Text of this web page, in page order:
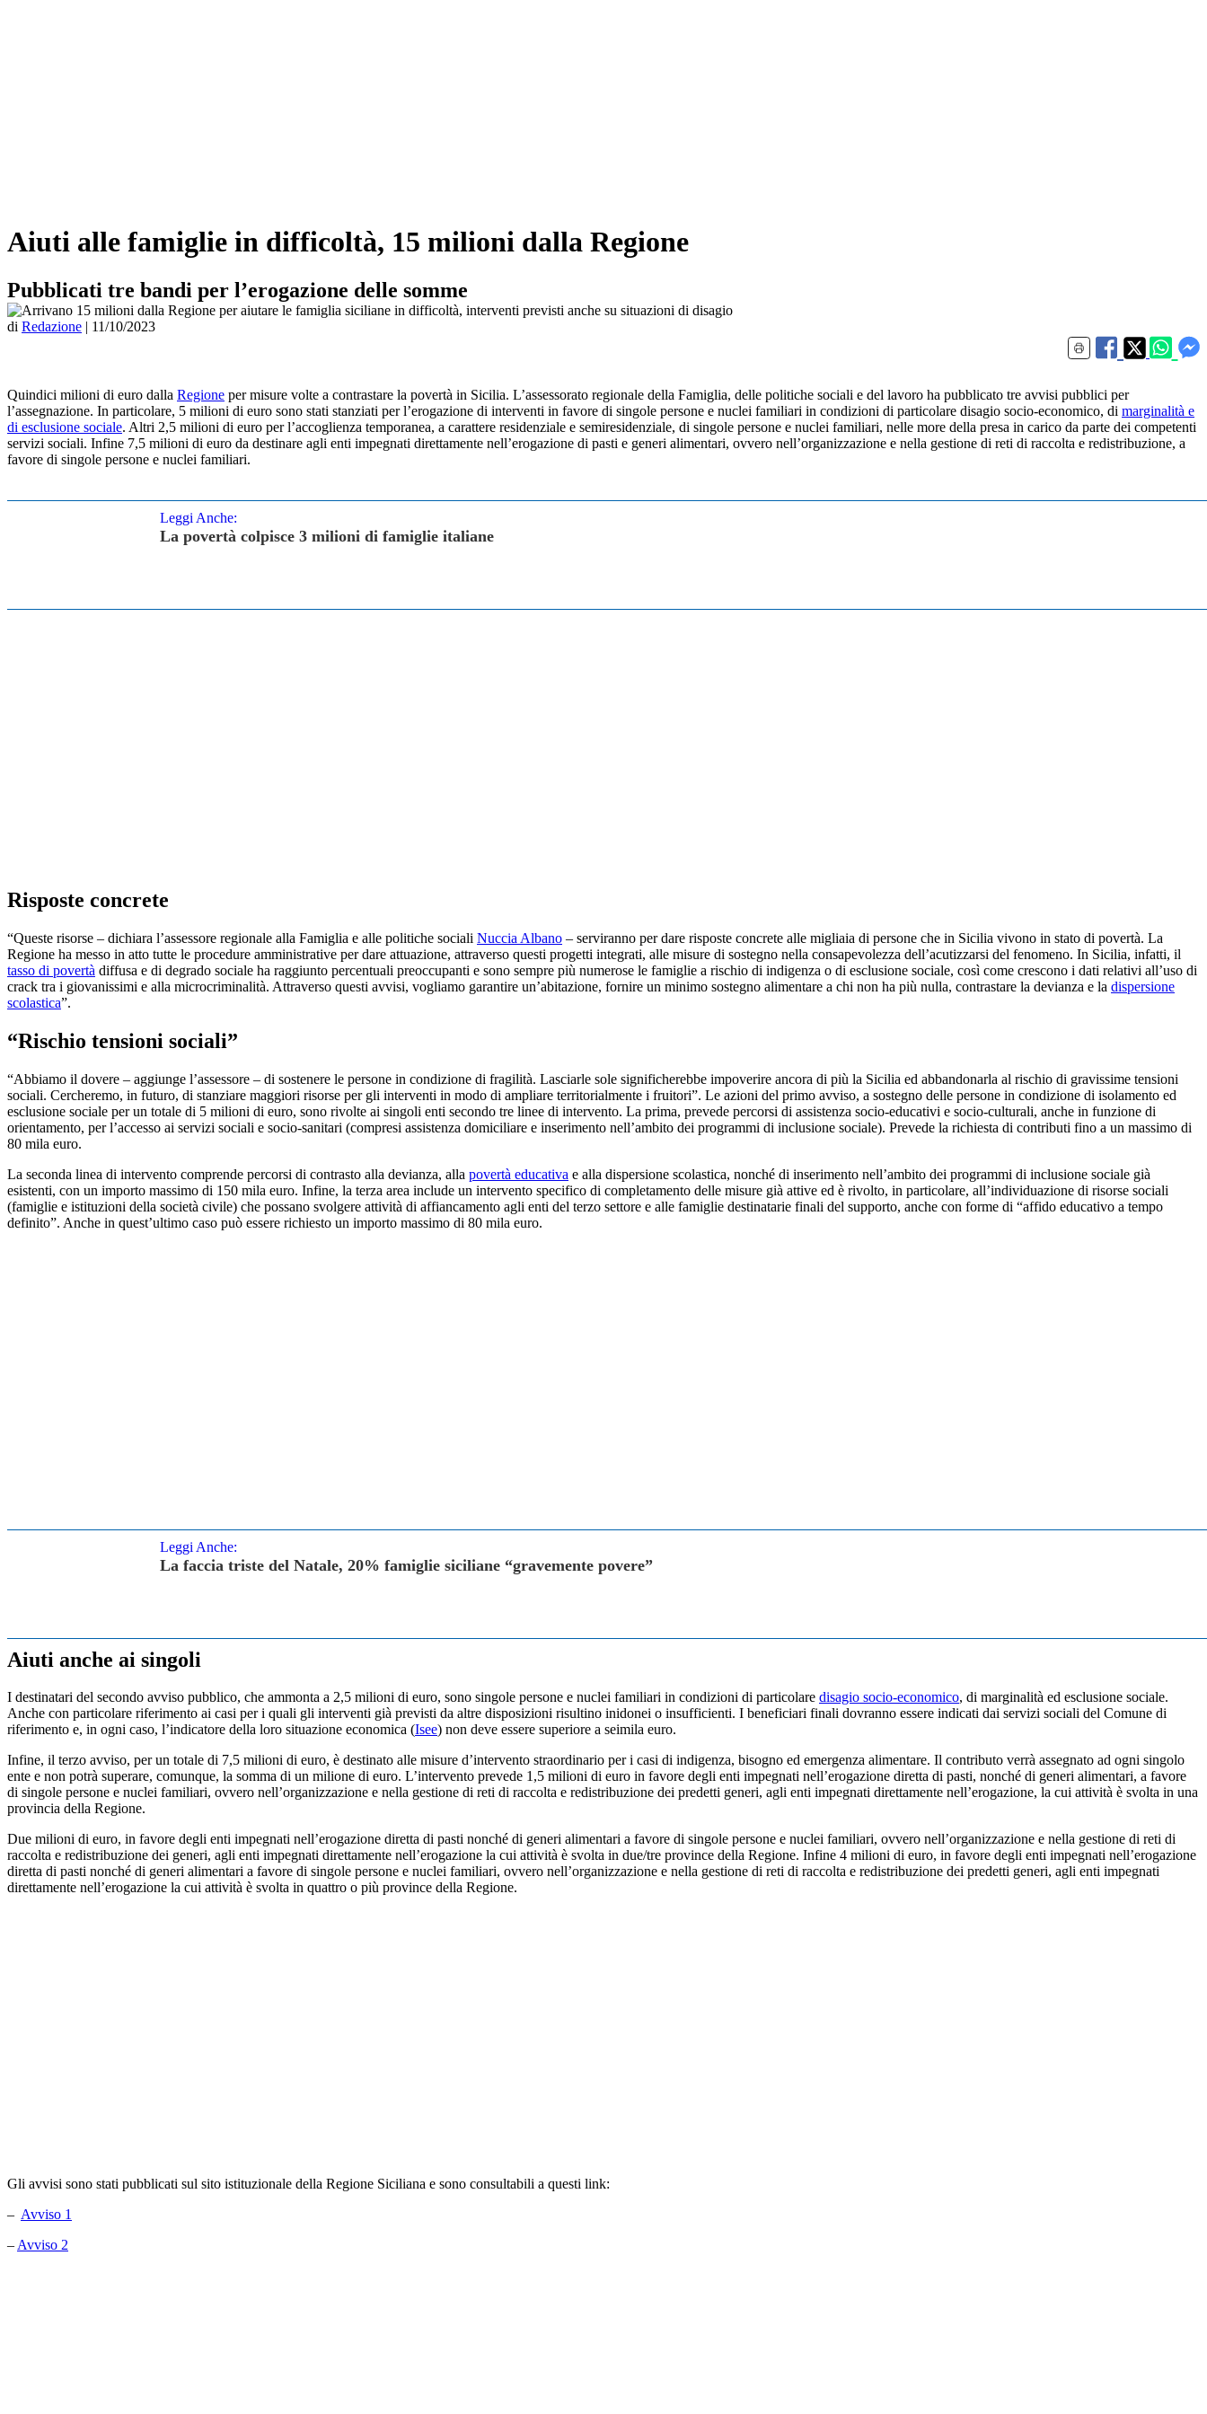
Aiuti alle famiglie in difficoltà, 15 milioni dalla Regione
Pubblicati tre bandi per l’erogazione delle somme
di Redazione | 11/10/2023
Quindici milioni di euro dalla Regione per misure volte a contrastare la povertà in Sicilia. L’assessorato regionale della Famiglia, delle politiche sociali e del lavoro ha pubblicato tre avvisi pubblici per
l’assegnazione. In particolare, 5 milioni di euro sono stati stanziati per l’erogazione di interventi in favore di singole persone e nuclei familiari in condizioni di particolare disagio socio-economico, di marginalità e
di esclusione sociale. Altri 2,5 milioni di euro per l’accoglienza temporanea, a carattere residenziale e semiresidenziale, di singole persone e nuclei familiari, nelle more della presa in carico da parte dei competenti
servizi sociali. Infine 7,5 milioni di euro da destinare agli enti impegnati direttamente nell’erogazione di pasti e generi alimentari, ovvero nell’organizzazione e nella gestione di reti di raccolta e redistribuzione, a
favore di singole persone e nuclei familiari.
Leggi Anche:
La povertà colpisce 3 milioni di famiglie italiane
Risposte concrete
“Queste risorse – dichiara l’assessore regionale alla Famiglia e alle politiche sociali Nuccia Albano – serviranno per dare risposte concrete alle migliaia di persone che in Sicilia vivono in stato di povertà. La
Regione ha messo in atto tutte le procedure amministrative per dare attuazione, attraverso questi progetti integrati, alle misure di sostegno nella consapevolezza dell’acutizzarsi del fenomeno. In Sicilia, infatti, il
tasso di povertà diffusa e di degrado sociale ha raggiunto percentuali preoccupanti e sono sempre più numerose le famiglie a rischio di indigenza o di esclusione sociale, così come crescono i dati relativi all’uso di
crack tra i giovanissimi e alla microcriminalità. Attraverso questi avvisi, vogliamo garantire un’abitazione, fornire un minimo sostegno alimentare a chi non ha più nulla, contrastare la devianza e la dispersione
scolastica”.
“Rischio tensioni sociali”
“Abbiamo il dovere – aggiunge l’assessore – di sostenere le persone in condizione di fragilità. Lasciarle sole significherebbe impoverire ancora di più la Sicilia ed abbandonarla al rischio di gravissime tensioni
sociali. Cercheremo, in futuro, di stanziare maggiori risorse per gli interventi in modo di ampliare territorialmente i fruitori”. Le azioni del primo avviso, a sostegno delle persone in condizione di isolamento ed
esclusione sociale per un totale di 5 milioni di euro, sono rivolte ai singoli enti secondo tre linee di intervento. La prima, prevede percorsi di assistenza socio-educativi e socio-culturali, anche in funzione di
orientamento, per l’accesso ai servizi sociali e socio-sanitari (compresi assistenza domiciliare e inserimento nell’ambito dei programmi di inclusione sociale). Prevede la richiesta di contributi fino a un massimo di
80 mila euro.
La seconda linea di intervento comprende percorsi di contrasto alla devianza, alla povertà educativa e alla dispersione scolastica, nonché di inserimento nell’ambito dei programmi di inclusione sociale già
esistenti, con un importo massimo di 150 mila euro. Infine, la terza area include un intervento specifico di completamento delle misure già attive ed è rivolto, in particolare, all’individuazione di risorse sociali
(famiglie e istituzioni della società civile) che possano svolgere attività di affiancamento agli enti del terzo settore e alle famiglie destinatarie finali del supporto, anche con forme di “affido educativo a tempo
definito”. Anche in quest’ultimo caso può essere richiesto un importo massimo di 80 mila euro.
Leggi Anche:
La faccia triste del Natale, 20% famiglie siciliane “gravemente povere”
Aiuti anche ai singoli
I destinatari del secondo avviso pubblico, che ammonta a 2,5 milioni di euro, sono singole persone e nuclei familiari in condizioni di particolare disagio socio-economico, di marginalità ed esclusione sociale.
Anche con particolare riferimento ai casi per i quali gli interventi già previsti da altre disposizioni risultino inidonei o insufficienti. I beneficiari finali dovranno essere indicati dai servizi sociali del Comune di
riferimento e, in ogni caso, l’indicatore della loro situazione economica (Isee) non deve essere superiore a seimila euro.
Infine, il terzo avviso, per un totale di 7,5 milioni di euro, è destinato alle misure d’intervento straordinario per i casi di indigenza, bisogno ed emergenza alimentare. Il contributo verrà assegnato ad ogni singolo
ente e non potrà superare, comunque, la somma di un milione di euro. L’intervento prevede 1,5 milioni di euro in favore degli enti impegnati nell’erogazione diretta di pasti, nonché di generi alimentari, a favore
di singole persone e nuclei familiari, ovvero nell’organizzazione e nella gestione di reti di raccolta e redistribuzione dei predetti generi, agli enti impegnati direttamente nell’erogazione, la cui attività è svolta in una
provincia della Regione.
Due milioni di euro, in favore degli enti impegnati nell’erogazione diretta di pasti nonché di generi alimentari a favore di singole persone e nuclei familiari, ovvero nell’organizzazione e nella gestione di reti di
raccolta e redistribuzione dei generi, agli enti impegnati direttamente nell’erogazione la cui attività è svolta in due/tre province della Regione. Infine 4 milioni di euro, in favore degli enti impegnati nell’erogazione
diretta di pasti nonché di generi alimentari a favore di singole persone e nuclei familiari, ovvero nell’organizzazione e nella gestione di reti di raccolta e redistribuzione dei predetti generi, agli enti impegnati
direttamente nell’erogazione la cui attività è svolta in quattro o più province della Regione.
Gli avvisi sono stati pubblicati sul sito istituzionale della Regione Siciliana e sono consultabili a questi link:
– Avviso 1
–Avviso 2